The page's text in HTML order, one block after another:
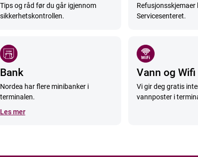
Tips og råd før du går igjennom
sikkerhetskontrollen.
Refusjonsskjemaer
Servicesenteret.
Bank
Nordea har flere minibanker i
terminalen.
Les mer
Vann og Wifi
Vi gir deg gratis
vannposter i